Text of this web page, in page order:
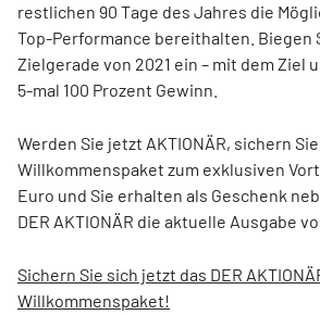
restlichen 90 Tage des Jahres die
Top-Performance bereithalten. Biegen
Zielgerade von 2021 ein – mit dem Ziel
5-mal 100 Prozent Gewinn.
Werden Sie jetzt AKTIONÄR, sichern
Willkommenspaket zum exklusiven
Euro und Sie erhalten als Geschenk
DER AKTIONÄR die aktuelle Ausgabe
Sichern Sie sich jetzt das DER
Willkommenspaket!